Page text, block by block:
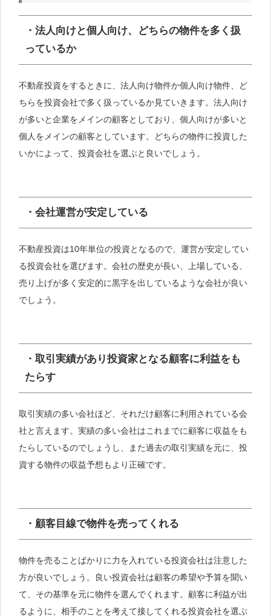
・法人向けと個人向け、どちらの物件を多く扱
っているか
不動産投資をするときに、法人向け物件か個人向け物件、ど
ちらを投資会社で多く扱っているか見ていきます。法人向け
が多いと企業をメインの顧客としており、個人向けが多いと
個人をメインの顧客としています。どちらの物件に投資した
いかによって、投資会社を選ぶと良いでしょう。
・会社運営が安定している
不動産投資は10年単位の投資となるので、運営が安定してい
る投資会社を選びます。会社の歴史が長い、上場している、
売り上げが多く安定的に黒字を出しているような会社が良い
でしょう。
・取引実績があり投資家となる顧客に利益をも
たらす
取引実績の多い会社ほど、それだけ顧客に利用されている会
社と言えます。実績の多い会社はこれまでに顧客に収益をも
たらしているのでしょうし、また過去の取引実績を元に、投
資する物件の収益予想もより正確です。
・顧客目線で物件を売ってくれる
物件を売ることばかりに力を入れている投資会社は注意した
方が良いでしょう。良い投資会社は顧客の希望や予算を聞い
て、その基準を元に物件を選んでくれます。顧客に利益が出
るように、相手のことを考えて接してくれる投資会社を選ぶ